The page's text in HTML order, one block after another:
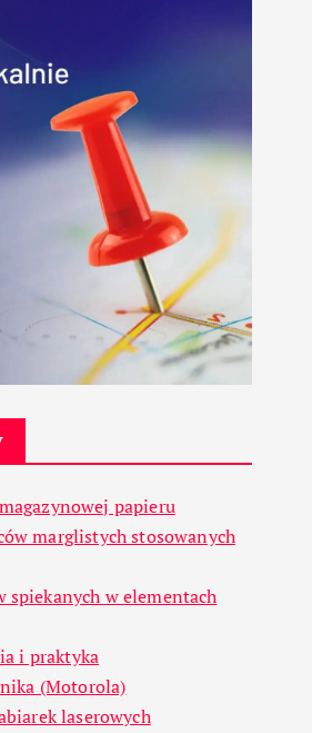
papieru
marglistych stosowanych
spiekanych w elementach
i praktyka
(Motorola)
laserowych